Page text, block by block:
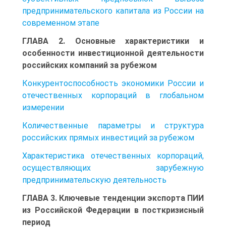
предпринимательского капитала из России на
современном этапе
ГЛАВА 2. Основные характеристики и
особенности инвестиционной деятельности
российских компаний за рубежом
Конкурентоспособность экономики России и
отечественных корпораций в глобальном
измерении
Количественные параметры и структура
российских прямых инвестиций за рубежом
Характеристика отечественных корпораций,
осуществляющих зарубежную
предпринимательскую деятельность
ГЛАВА 3. Ключевые тенденции экспорта ПИИ
из Российской Федерации в посткризисный
период